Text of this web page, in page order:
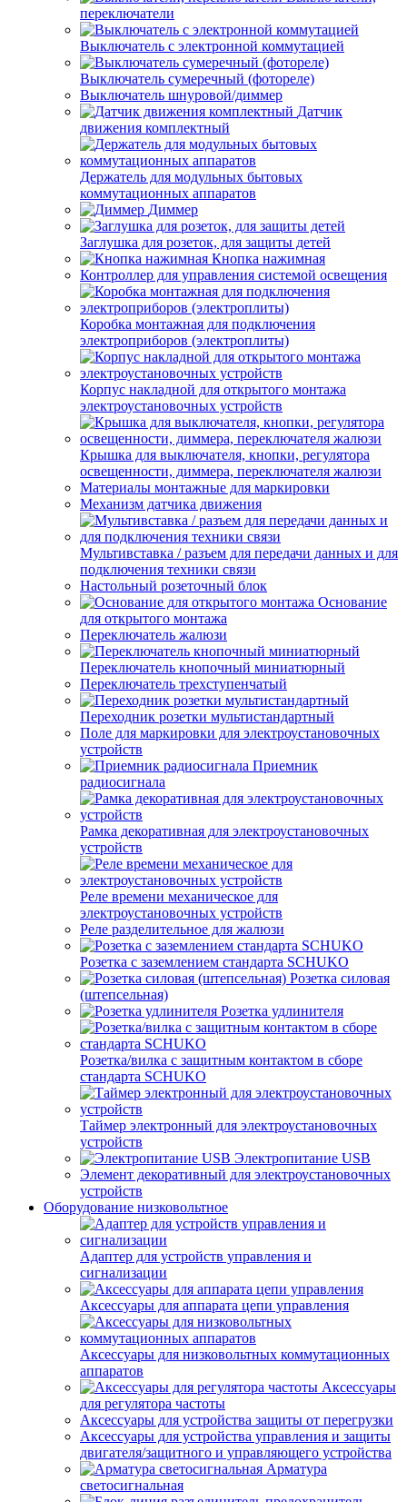
переключатели
Выключатель с электронной коммутацией
Выключатель сумеречный (фотореле)
Выключатель шнуровой/диммер
Датчик
движения комплектный
Держатель для модульных бытовых
коммутационных аппаратов
Диммер
Заглушка для розеток, для защиты детей
Кнопка нажимная
Контроллер для управления системой освещения
Коробка монтажная для подключения
электроприборов (электроплиты)
Корпус накладной для открытого монтажа
электроустановочных устройств
Крышка для выключателя, кнопки, регулятора
освещенности, диммера, переключателя жалюзи
Материалы монтажные для маркировки
Механизм датчика движения
Мультивставка / разъем для передачи данных и для
подключения техники связи
Настольный розеточный блок
Основание
для открытого монтажа
Переключатель жалюзи
Переключатель кнопочный миниатюрный
Переключатель трехступенчатый
Переходник розетки мультистандартный
Поле для маркировки для электроустановочных
устройств
Приемник
радиосигнала
Рамка декоративная для электроустановочных
устройств
Реле времени механическое для
электроустановочных устройств
Реле разделительное для жалюзи
Розетка с заземлением стандарта SCHUKO
Розетка силовая
(штепсельная)
Розетка удлинителя
Розетка/вилка с защитным контактом в сборе
стандарта SCHUKO
Таймер электронный для электроустановочных
устройств
Электропитание USB
Элемент декоративный для электроустановочных
устройств
Оборудование низковольтное
Адаптер для устройств управления и
сигнализации
Аксессуары для аппарата цепи управления
Аксессуары для низковольтных коммутационных
аппаратов
Аксессуары
для регулятора частоты
Аксессуары для устройства защиты от перегрузки
Аксессуары для устройства управления и защиты
двигателя/защитного и управляющего устройства
Арматура
светосигнальная